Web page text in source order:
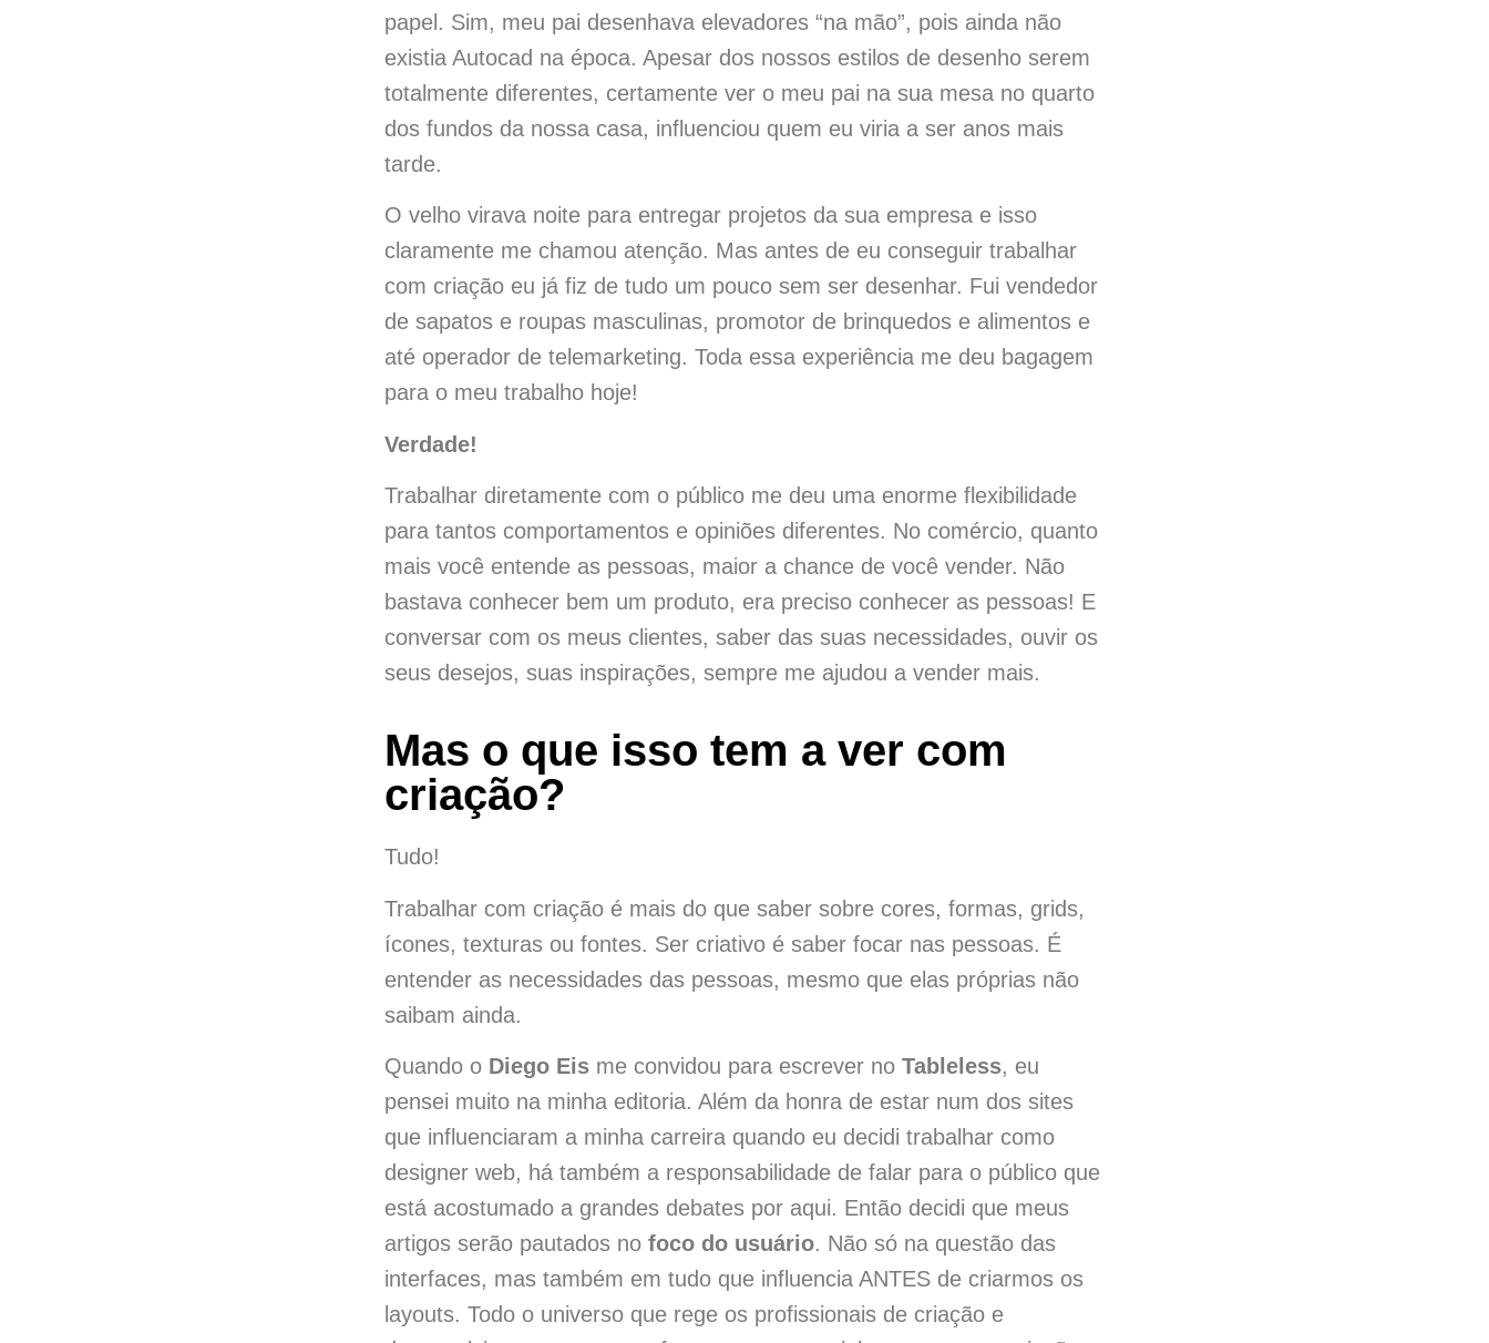
papel. Sim, meu pai desenhava elevadores “na mão”, pois ainda não
existia Autocad na época. Apesar dos nossos estilos de desenho serem
totalmente diferentes, certamente ver o meu pai na sua mesa no quarto
dos fundos da nossa casa, influenciou quem eu viria a ser anos mais
tarde.
O velho virava noite para entregar projetos da sua empresa e isso
claramente me chamou atenção. Mas antes de eu conseguir trabalhar
com criação eu já fiz de tudo um pouco sem ser desenhar. Fui vendedor
de sapatos e roupas masculinas, promotor de brinquedos e alimentos e
até operador de telemarketing. Toda essa experiência me deu bagagem
para o meu trabalho hoje!
Verdade!
Trabalhar diretamente com o público me deu uma enorme flexibilidade
para tantos comportamentos e opiniões diferentes. No comércio, quanto
mais você entende as pessoas, maior a chance de você vender. Não
bastava conhecer bem um produto, era preciso conhecer as pessoas! E
conversar com os meus clientes, saber das suas necessidades, ouvir os
seus desejos, suas inspirações, sempre me ajudou a vender mais.
Mas o que isso tem a ver com
criação?
Tudo!
Trabalhar com criação é mais do que saber sobre cores, formas, grids,
ícones, texturas ou fontes. Ser criativo é saber focar nas pessoas. É
entender as necessidades das pessoas, mesmo que elas próprias não
saibam ainda.
Quando o Diego Eis me convidou para escrever no Tableless, eu
pensei muito na minha editoria. Além da honra de estar num dos sites
que influenciaram a minha carreira quando eu decidi trabalhar como
designer web, há também a responsabilidade de falar para o público que
está acostumado a grandes debates por aqui. Então decidi que meus
artigos serão pautados no foco do usuário. Não só na questão das
interfaces, mas também em tudo que influencia ANTES de criarmos os
layouts. Todo o universo que rege os profissionais de criação e